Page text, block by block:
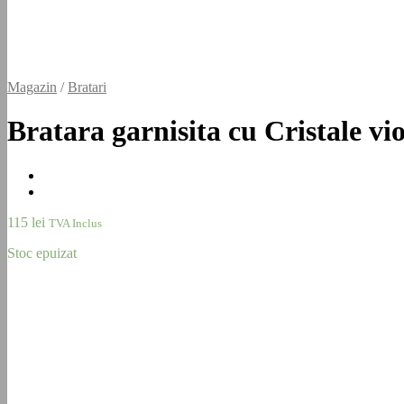
Magazin / Bratari
Bratara garnisita cu Cristale
115 lei TVA Inclus
Stoc epuizat